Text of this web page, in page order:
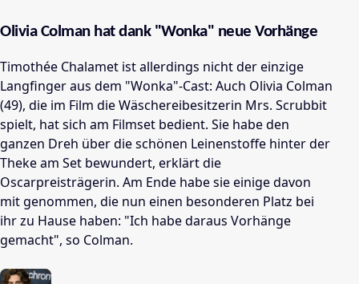
Olivia Colman hat dank "Wonka" neue Vorhänge
Timothée Chalamet ist allerdings nicht der einzige
Langfinger aus dem "Wonka"-Cast: Auch Olivia Colman
(49), die im Film die Wäschereibesitzerin Mrs. Scrubbit
spielt, hat sich am Filmset bedient. Sie habe den
ganzen Dreh über die schönen Leinenstoffe hinter der
Theke am Set bewundert, erklärt die
Oscarpreisträgerin. Am Ende habe sie einige davon
mit genommen, die nun einen besonderen Platz bei
ihr zu Hause haben: "Ich habe daraus Vorhänge
gemacht", so Colman.